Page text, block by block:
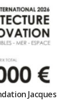
Jacques